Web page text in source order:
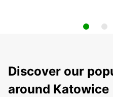
Discover our
around Katowice